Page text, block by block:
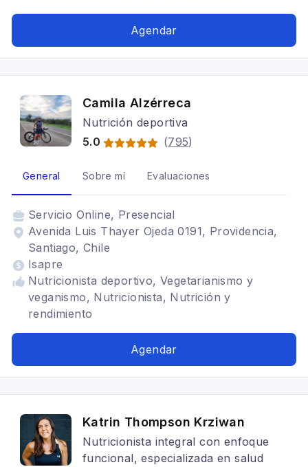
deportes de combate, padel, tenis
Agendar
Camila Alzérreca
Nutrición deportiva
5.0
(795)
General Sobre mí Evaluaciones
Servicio Online, Presencial
Avenida Luis Thayer Ojeda 0191, Providencia,
Santiago, Chile
Isapre
Nutricionista deportivo, Vegetarianismo y
veganismo, Nutricionista, Nutrición y
rendimiento
Agendar
Katrin Thompson Krziwan
Nutricionista integral con enfoque
funcional, especializada en salud